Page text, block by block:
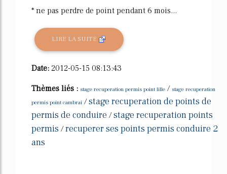
* ne pas perdre de point pendant 6 mois...
LIRE LA SUITE
Date: 2012-05-15 08:13:43
Thèmes liés : stage recuperation permis point lille / stage recuperation
permis point cambrai /stage recuperation de points de
permis de conduire /stage recuperation points
permis /recuperer ses points permis conduire 2
ans